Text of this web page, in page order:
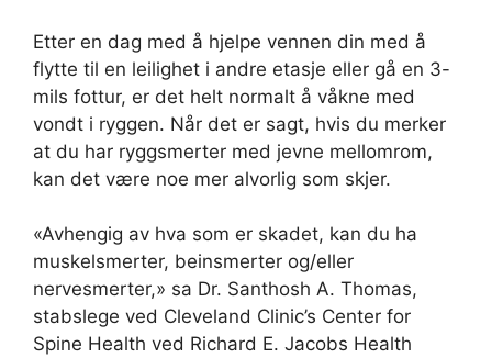
Etter en dag med å hjelpe vennen din med å
flytte til en leilighet i andre etasje eller gå en 3-
mils fottur, er det helt normalt å våkne med
vondt i ryggen. Når det er sagt, hvis du merker
at du har ryggsmerter med jevne mellomrom,
kan det være noe mer alvorlig som skjer.
«Avhengig av hva som er skadet, kan du ha
muskelsmerter, beinsmerter og/eller
nervesmerter,» sa Dr. Santhosh A. Thomas,
stabslege ved Cleveland Clinic’s Center for
Spine Health ved Richard E. Jacobs Health